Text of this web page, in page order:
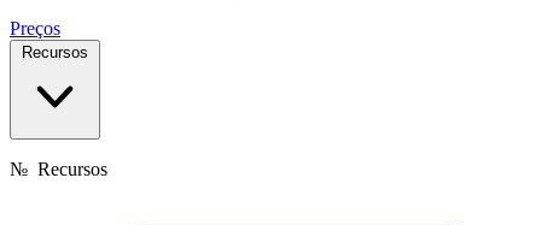
Preços
Recursos
№ Recursos